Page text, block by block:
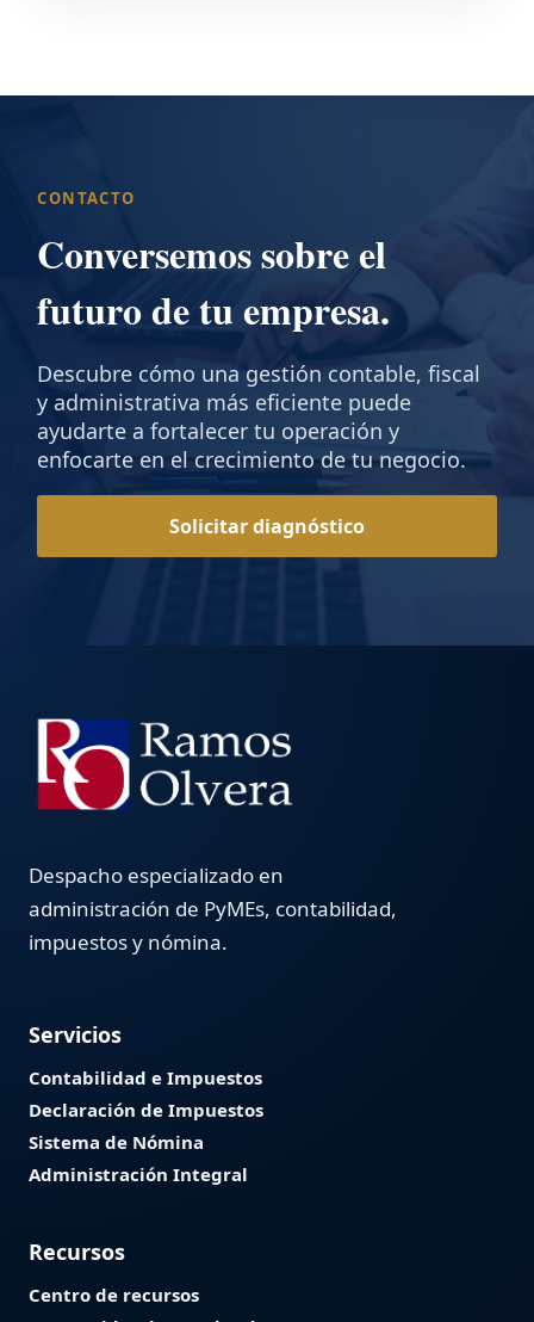
CONTACTO
Conversemos sobre el
futuro de tu empresa.
Descubre cómo una gestión contable, fiscal
y administrativa más eficiente puede
ayudarte a fortalecer tu operación y
enfocarte en el crecimiento de tu negocio.
Solicitar diagnóstico
Despacho especializado en
administración de PyMEs, contabilidad,
impuestos y nómina.
Servicios
Contabilidad e Impuestos
Declaración de Impuestos
Sistema de Nómina
Administración Integral
Recursos
Centro de recursos